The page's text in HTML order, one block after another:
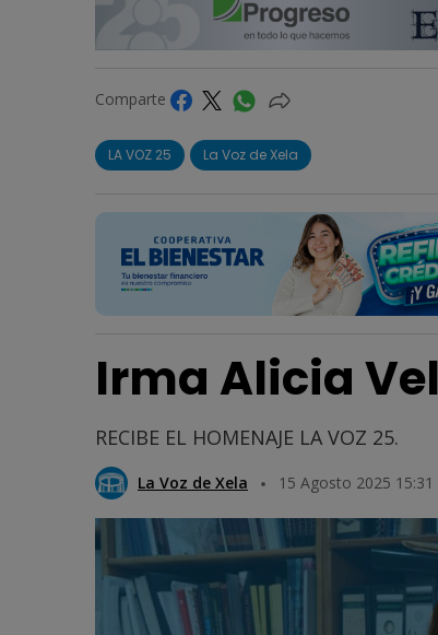
Comparte
LA VOZ 25 La Voz de Xela
Irma Alicia
RECIBE EL HOMENAJE LA VOZ 25.
La Voz de Xela 15 Agosto 2025 15:31